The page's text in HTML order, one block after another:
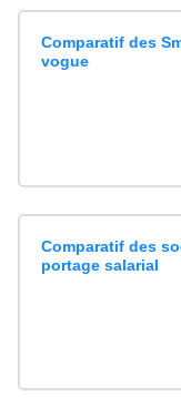
Comparatif des
vogue
Comparatif des
portage salarial